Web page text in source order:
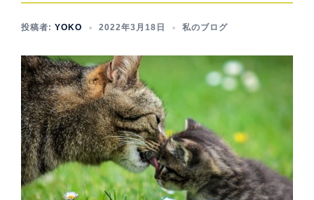
投稿者: YOKO 2022年3月18日 私のブログ